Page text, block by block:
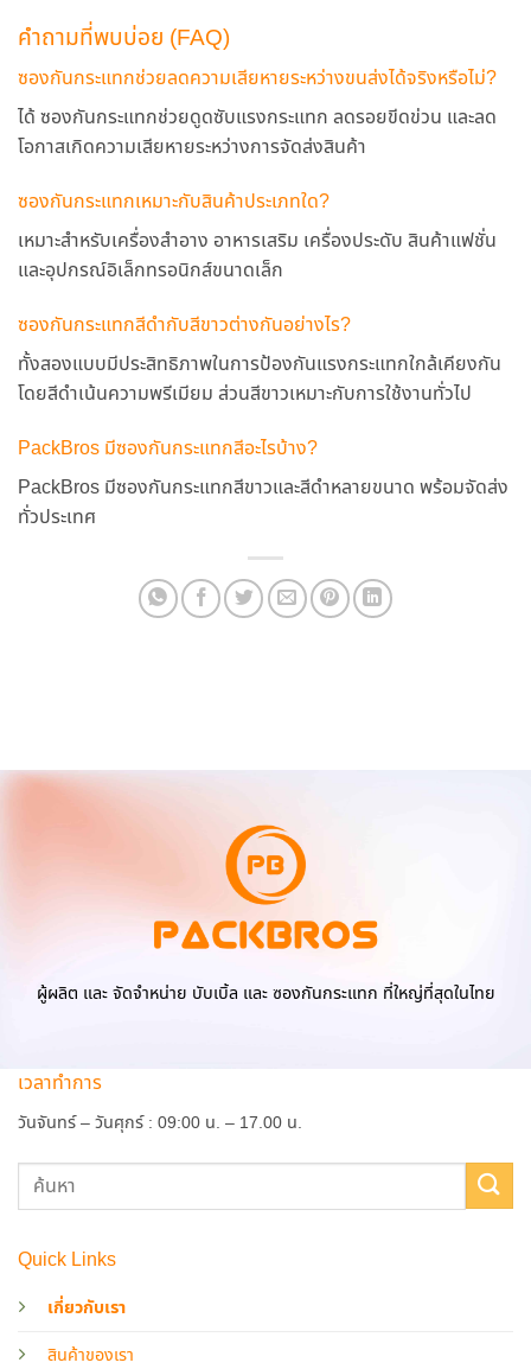
คำถามที่พบบ่อย (FAQ)
ซองกันกระแทกช่วยลดความเสียหายระหว่างขนส่งได้จริงหรือไม่?
ได้ ซองกันกระแทกช่วยดูดซับแรงกระแทก ลดรอยขีดข่วน และลด
โอกาสเกิดความเสียหายระหว่างการจัดส่งสินค้า
ซองกันกระแทกเหมาะกับสินค้าประเภทใด?
เหมาะสำหรับเครื่องสำอาง อาหารเสริม เครื่องประดับ สินค้าแฟชั่น
และอุปกรณ์อิเล็กทรอนิกส์ขนาดเล็ก
ซองกันกระแทกสีดำกับสีขาวต่างกันอย่างไร?
ทั้งสองแบบมีประสิทธิภาพในการป้องกันแรงกระแทกใกล้เคียงกัน
โดยสีดำเน้นความพรีเมียม ส่วนสีขาวเหมาะกับการใช้งานทั่วไป
PackBros มีซองกันกระแทกสีอะไรบ้าง?
PackBros มีซองกันกระแทกสีขาวและสีดำหลายขนาด พร้อมจัดส่ง
ทั่วประเทศ
ผู้ผลิต และ จัดจำหน่าย บับเบิ้ล และ ซองกันกระแทก ที่ใหญ่ที่สุดในไทย
Quick Links
เกี่ยวกับเรา
สินค้าของเรา
เวลาทำการ
วันจันทร์ – วันศุกร์ : 09:00 น. – 17.00 น.